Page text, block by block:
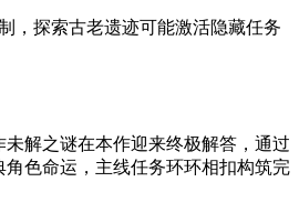
，探索古老遗迹可能激活隐藏任务
未解之谜在本作迎来终极解答，通过
色命运，主线任务环环相扣构筑完